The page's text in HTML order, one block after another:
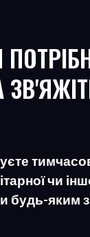
чи
будь-яким